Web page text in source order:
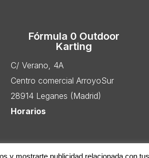
Fórmula 0 Outdoor
Karting
C/ Verano, 4A
Centro comercial ArroyoSur
28914 Leganes (Madrid)
Horarios
y mostrarte publicidad relacionada con